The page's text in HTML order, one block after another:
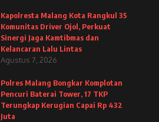
Kapolresta Malang Kota Rangkul 35
Komunitas Driver Ojol, Perkuat
Sinergi Jaga Kamtibmas dan
Kelancaran Lalu Lintas
Agustus 7, 2026
Polres Malang Bongkar Komplotan
Pencuri Baterai Tower, 17 TKP
Terungkap Kerugian Capai Rp 432
Juta